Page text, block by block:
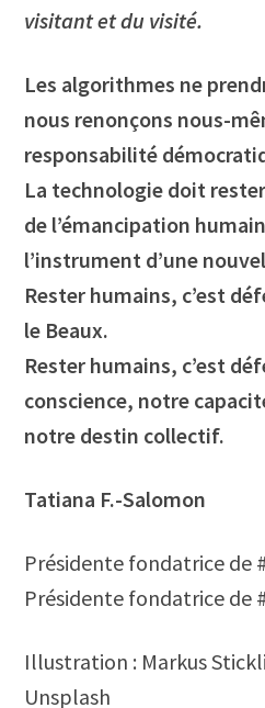
visitant et du visité.
Les algorithmes ne
nous renonçons nous-
responsabilité
La technologie doit
de l’émancipation
l’instrument d’une
Rester humains, c’est
le Beaux.
Rester humains, c’est
conscience, notre
notre destin collectif.
Tatiana F.-Salomon
Présidente fondatrice de
Présidente fondatrice de
Illustration : Markus
Unsplash